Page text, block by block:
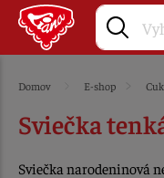
Domov E-shop
Sviečka
Sviečka narodeninová